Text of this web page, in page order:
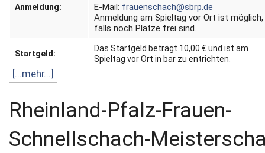
Anmeldung:
E-Mail: frauenschach@sbrp.de
Anmeldung am Spieltag vor Ort ist möglich,
falls noch Plätze frei sind.
Startgeld:
Das Startgeld beträgt 10,00 € und ist am
Spieltag vor Ort in bar zu entrichten.
[...mehr...]
Rheinland-Pfalz-Frauen-
Schnellschach-